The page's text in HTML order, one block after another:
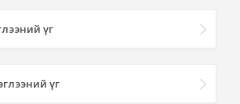
үг
үг